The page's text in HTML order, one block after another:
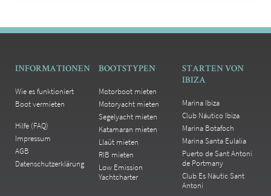
INFORMATIONEN
Wie es funktioniert
Boot vermieten
Hilfe (FAQ)
Impressum
AGB
Datenschutzerklärung
BOOTSTYPEN
Motorboot mieten
Motoryacht mieten
Segelyacht mieten
Katamaran mieten
Llaüt mieten
RIB mieten
Low Emission
Yachtcharter
STARTEN VON
IBIZA
Marina Ibiza
Club Náutico Ibiza
Marina Botafoch
Marina Santa Eulalia
Puerto de Sant Antoni
de Portmany
Club Es Nàutic Sant
Antoni